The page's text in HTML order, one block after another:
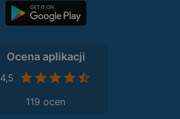
Ocena aplikacji
4,5
119 ocen